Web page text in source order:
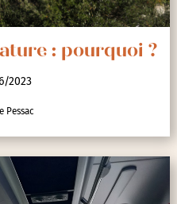
: pourquoi ?
2023
Pessac